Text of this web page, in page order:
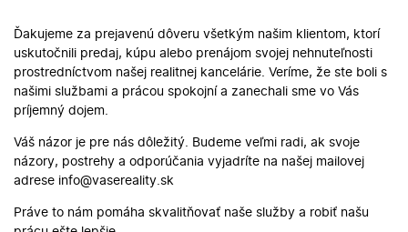
Ďakujeme za prejavenú dôveru všetkým našim klientom, ktorí
uskutočnili predaj, kúpu alebo prenájom svojej nehnuteľnosti
prostredníctvom našej realitnej kancelárie. Veríme, že ste boli s
našimi službami a prácou spokojní a zanechali sme vo Vás
príjemný dojem.
Váš názor je pre nás dôležitý. Budeme veľmi radi, ak svoje
názory, postrehy a odporúčania vyjadríte na našej mailovej
adrese info@vasereality.sk
Práve to nám pomáha skvalitňovať naše služby a robiť našu